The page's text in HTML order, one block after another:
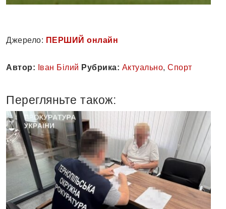
Джерело: ПЕРШИЙ онлайн
Автор: Іван Білий Рубрика: Актуально, Спорт
Перегляньте також: